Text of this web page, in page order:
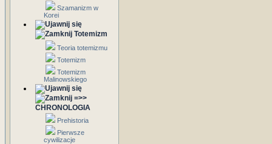
Szamanizm w
Korei
Totemizm
Teoria totemizmu
Totemizm
Totemizm
Malinowskiego
=>>
CHRONOLOGIA
Prehistoria
Pierwsze
cywilizacje